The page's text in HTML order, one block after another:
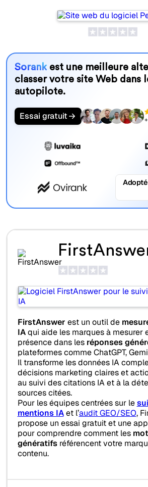
Sorankest une meilleure
classer votre site Web dans
autopilote.
Essai gratuit
FirstAnswer est un outil de
IAqui aide les marques à mesurer
présence dans les réponses
plateformes comme ChatGPT,
Il transforme les données IA
décisions marketing claires et
au suivi des citations IA et à la
sources citées.
Pour les équipes centrées sur le
mentions IAet l’audit GEO/SEO,
propose un essai gratuit et une
pour comprendre comment les
génératifsréférencent votre
contenu.